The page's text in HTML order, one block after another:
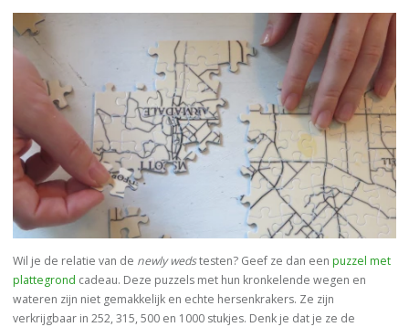
Wil je de relatie van de newly wedstesten? Geef ze dan een puzzel met
plattegrond cadeau. Deze puzzels met hun kronkelende wegen en
wateren zijn niet gemakkelijk en echte hersenkrakers. Ze zijn
verkrijgbaar in 252, 315, 500 en 1000 stukjes. Denk je dat je ze de